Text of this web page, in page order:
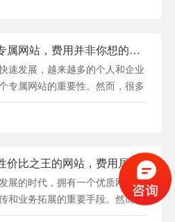
与目标 在开始定制高端网站之
揭秘：打造专属网站，费用并非你想的那样高！
速发展，越来越多的个人和企业
专属网站的重要性。然而，很多
，都会被一个问题所困扰：打造
方维网络(www.fwwl.net)将为您
站的费用问题，让您明白费用并
。 一、...
揭秘：打造性价比之王的网站，费用居然可以这么省！
展的时代，拥有一个优质网站已
和业务拓展的重要手段。然而，
小企业主在打造网站时，往往因